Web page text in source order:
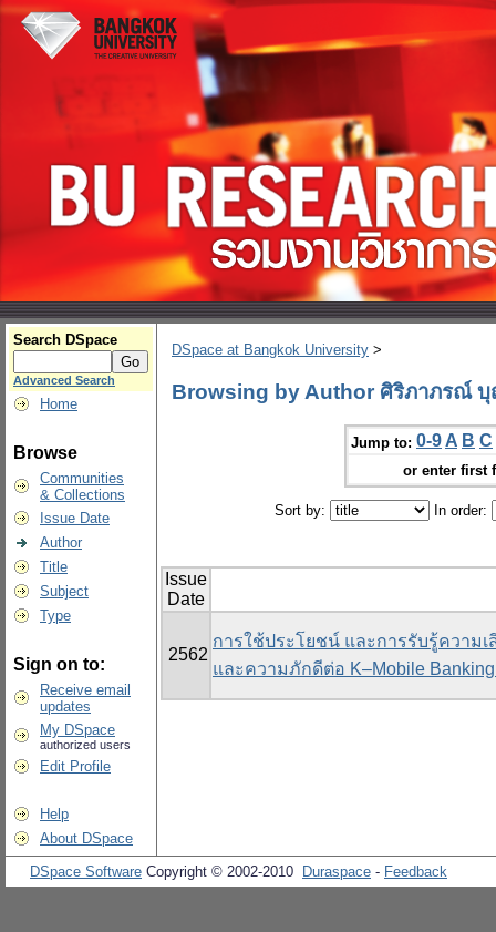
Search DSpace
Advanced Search
Home
Browse
Communities
& Collections
Issue Date
Author
Title
Subject
Type
Sign on to:
Receive email
updates
My DSpace
authorized users
Edit Profile
Help
About DSpace
DSpace at Bangkok University >
Browsing by Author ศิริภาภรณ์
Jump to: 0-9 A B C
or enter first
Sort by: In order:
Issue
Date
2562
การใช้ประโยชน์ และการรับรู้ความ
และความภักดีต่อ K–Mobile
DSpace Software Copyright © 2002-2010 Duraspace - Feedback